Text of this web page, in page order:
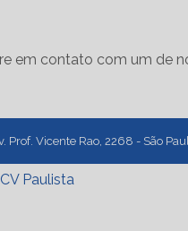
em contato com um de
Prof. Vicente Rao, 2268 - São